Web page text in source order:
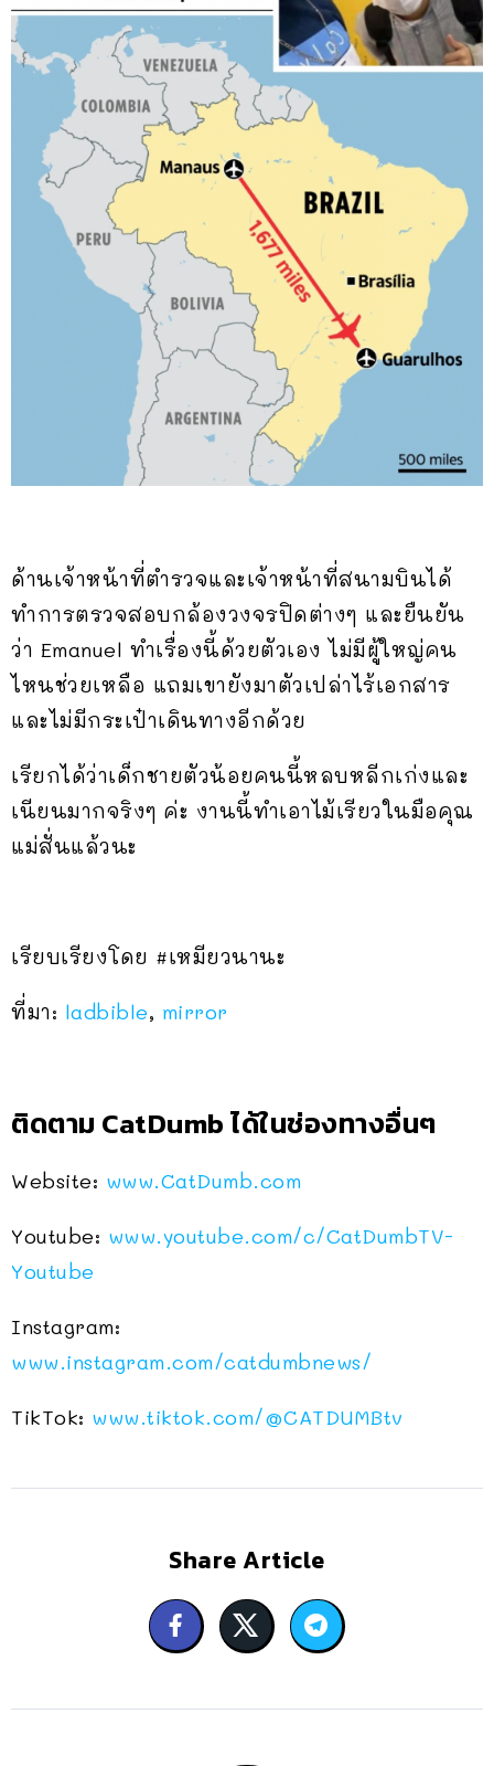
ด้านเจ้าหน้าที่ตำรวจและเจ้าหน้าที่สนามบินได้
ทำการตรวจสอบกล้องวงจรปิดต่างๆ และยืนยัน
ว่า Emanuel ทำเรื่องนี้ด้วยตัวเอง ไม่มีผู้ใหญ่คน
ไหนช่วยเหลือ แถมเขายังมาตัวเปล่าไร้เอกสาร
และไม่มีกระเป๋าเดินทางอีกด้วย
เรียกได้ว่าเด็กชายตัวน้อยคนนี้หลบหลีกเก่งและ
เนียนมากจริงๆ ค่ะ งานนี้ทำเอาไม้เรียวในมือคุณ
แม่สั่นแล้วนะ
เรียบเรียงโดย #เหมียวนานะ
ที่มา: ladbible, mirror
ติดตาม CatDumb ได้ในช่องทางอื่นๆ
Website: www.CatDumb.com
Youtube: www.youtube.com/c/CatDumbTV-
Youtube
Instagram:
www.instagram.com/catdumbnews/
TikTok: www.tiktok.com/@CATDUMBtv
Share Article